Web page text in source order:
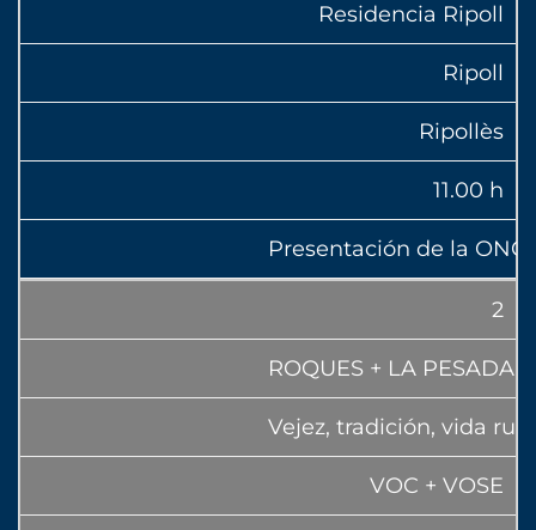
Residencia Ripoll
Ripoll
Ripollès
11.00 h
Presentación de la
2
ROQUES + LA PESADA
Vejez, tradición, vida
VOC + VOSE